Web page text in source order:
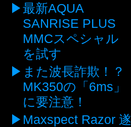
最新AQUA
SANRISE PLUS
MMCスペシャル
を試す
また波長詐欺！？
MK350の「6ms」
に要注意！
Maxspect Razor 遂